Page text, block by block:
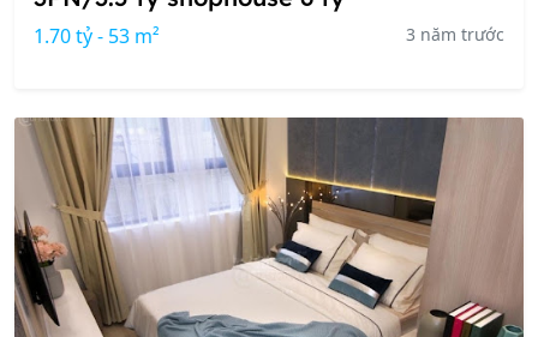
1.70 tỷ - 53 m² 3 năm trước